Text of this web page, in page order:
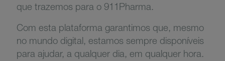
que trazemos para o 911Pharma.
Com esta plataforma garantimos que, mesmo
no mundo digital, estamos sempre disponíveis
para ajudar, a qualquer dia, em qualquer hora.